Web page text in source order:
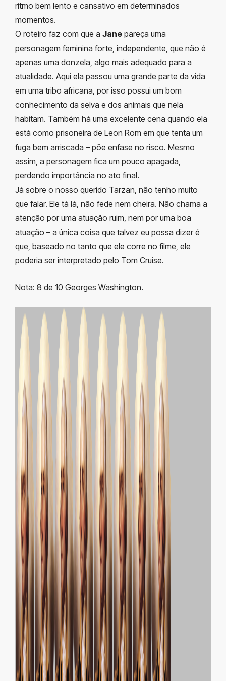
ritmo bem lento e cansativo em determinados
momentos.
O roteiro faz com que a Jane pareça uma
personagem feminina forte, independente, que não é
apenas uma donzela, algo mais adequado para a
atualidade. Aqui ela passou uma grande parte da vida
em uma tribo africana, por isso possui um bom
conhecimento da selva e dos animais que nela
habitam. Também há uma excelente cena quando ela
está como prisoneira de Leon Rom em que tenta um
fuga bem arriscada – põe enfase no risco. Mesmo
assim, a personagem fica um pouco apagada,
perdendo importância no ato final.
Já sobre o nosso querido Tarzan, não tenho muito
que falar. Ele tá lá, não fede nem cheira. Não chama a
atenção por uma atuação ruim, nem por uma boa
atuação – a única coisa que talvez eu possa dizer é
que, baseado no tanto que ele corre no filme, ele
poderia ser interpretado pelo Tom Cruise.
Nota: 8 de 10 Georges Washington.